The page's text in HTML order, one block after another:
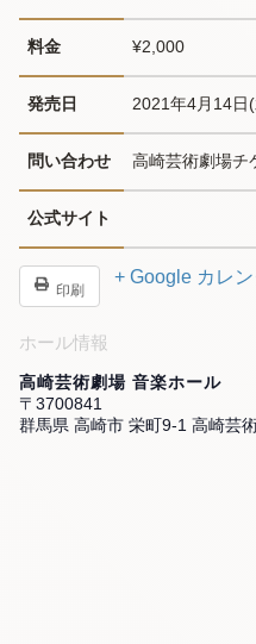
料金 ¥2,000
発売日 2021年4月14日
問い合わせ 高崎芸術劇場チ
公式サイト
印刷
+ Google カレ
ホール情報
高崎芸術劇場 音楽ホール
〒3700841
群馬県 高崎市 栄町9-1 高崎芸